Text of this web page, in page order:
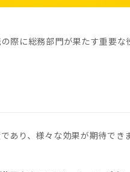
際に総務部門が果たす重要な
あり、様々な効果が期待でき